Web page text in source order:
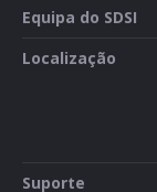
Equipa do SDSI
Localização
Suporte